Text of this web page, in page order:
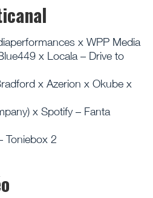
x WPP Media
x Locala – Drive to
x Azerion x Okube x
x Spotify – Fanta
Toniebox 2